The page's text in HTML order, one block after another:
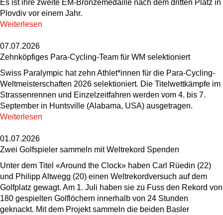
Es ist ihre zweite EM-Bronzemedaille nach dem dritten Platz in
Plovdiv vor einem Jahr.
Weiterlesen
07.07.2026
Zehnköpfiges Para-Cycling-Team für WM selektioniert
Swiss Paralympic hat zehn Athlet*innen für die Para-Cycling-
Weltmeisterschaften 2026 selektioniert. Die Titelwettkämpfe im
Strassenrennen und Einzelzeitfahren werden vom 4. bis 7.
September in Huntsville (Alabama, USA) ausgetragen.
Weiterlesen
01.07.2026
Zwei Golfspieler sammeln mit Weltrekord Spenden
Unter dem Titel «Around the Clock» haben Carl Rüedin (22)
und Philipp Altwegg (20) einen Weltrekordversuch auf dem
Golfplatz gewagt. Am 1. Juli haben sie zu Fuss den Rekord von
180 gespielten Golflöchern innerhalb von 24 Stunden
geknackt. Mit dem Projekt sammeln die beiden Basler